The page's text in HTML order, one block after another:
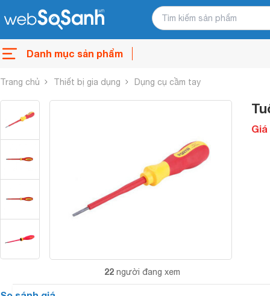
Danh mục sản phẩm
Trang chủ Thiết bị gia dụng Dụng cụ cầm tay
22 người đang xem